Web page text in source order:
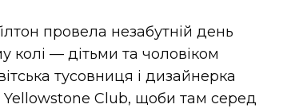
провела незабутній день
— дітьми та чоловіком
тусовниця і дизайнерка
Club, щоби там серед